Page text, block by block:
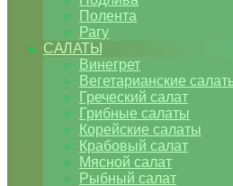
Полента
Рагу
САЛАТЫ
Винегрет
Вегетарианские
Греческий салат
Грибные салаты
Корейские салаты
Крабовый салат
Мясной салат
Рыбный салат